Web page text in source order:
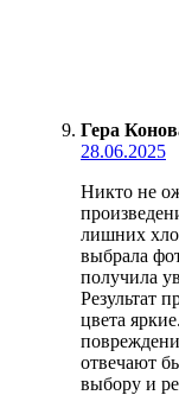
Гера
28.06.2025
Никто не
лишних
выбрала
получила
Результат
цвета
отвечают
выбору и